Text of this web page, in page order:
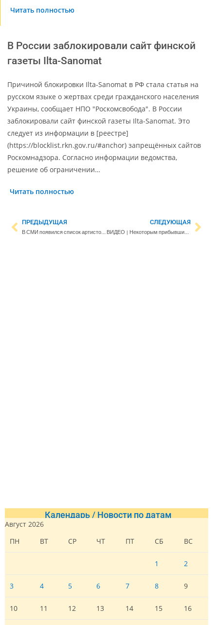
Читать полностью
В России заблокировали сайт финской
газеты Ilta-Sanomat
Причиной блокировки Ilta-Sanomat в РФ стала статья на
русском языке о жертвах среди гражданского населения
Украины, сообщает НПО "Роскомсвобода". В России
заблокировали сайт финской газеты Ilta-Sanomat. Это
следует из информации в [реестре]
(https://blocklist.rkn.gov.ru/#anchor) запрещённых сайтов
Роскомнадзора. Согласно информации ведомства,
решение об ограничении…
Читать полностью
ПРЕДЫДУЩАЯ
В СМИ появился список артистов, которым на 50 лет запретили въезд в России
СЛЕДУЮЩАЯ
ВИДЕО | Некоторым прибывшим через Россию беженцам пришлось ночевать на скамейках автовокзала. Сегодня туда завезли раскладушки
Календарь / Новости по датам
Август 2026
ПН
ВТ СР ЧТ ПТ СБ ВС
1 2
3 4 5 6 7 8 9
10 11 12 13 14 15 16